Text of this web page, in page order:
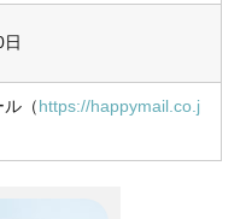
（https://happymail.co.j